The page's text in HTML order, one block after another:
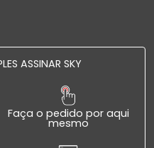
ASSINAR SKY
Faça o pedido por aqui
mesmo